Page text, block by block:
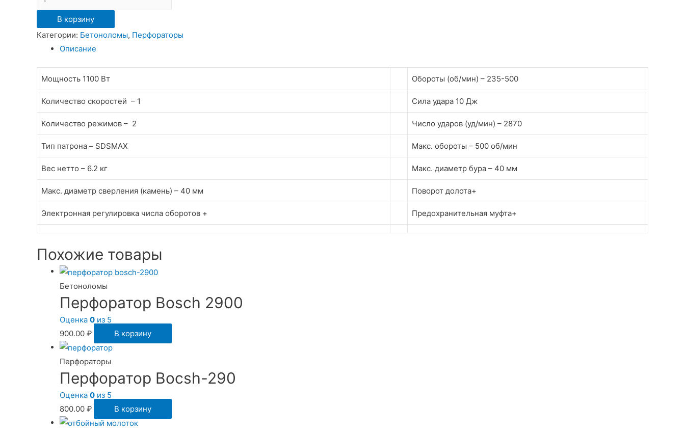
Перфоратор
FELISATTI
RHF40/1100VERT
В корзину
Категории: Бетоноломы, Перфораторы
Описание
Мощность 1100 Вт Обороты (об/мин) – 235-500
Количество скоростей – 1 Сила удара 10 Дж
Количество режимов – 2 Число ударов (уд/мин) – 2870
Тип патрона – SDSMAX Макс. обороты – 500 об/мин
Вес нетто – 6.2 кг Макс. диаметр бура – 40 мм
Макс. диаметр сверления (камень) – 40 мм Поворот долота+
Электронная регулировка числа оборотов + Предохранительная муфта+
Похожие товары
Бетоноломы
Перфоратор Bosch 2900
Оценка 0 из 5
900.00 ₽ В корзину
Перфораторы
Перфоратор Bocsh-290
Оценка 0 из 5
800.00 ₽ В корзину